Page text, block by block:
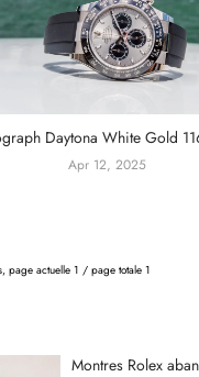
Daytona White Gold
Apr 12, 2025
page actuelle 1 / page totale 1
Montres Rolex